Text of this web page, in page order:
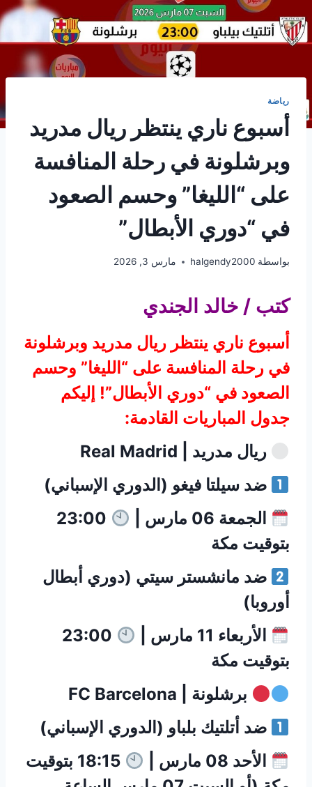
رياضة
أسبوع ناري ينتظر ريال مدريد
وبرشلونة في رحلة المنافسة
على “الليغا” وحسم الصعود
في “دوري الأبطال”
بواسطة halgendy2000 مارس 3, 2026
كتب / خالد الجندي
أسبوع ناري ينتظر ريال مدريد وبرشلونة
في رحلة المنافسة على “الليغا” وحسم
الصعود في “دوري الأبطال”! إليكم
جدول المباريات القادمة:
ريال مدريد | Real Madrid
ضد سيلتا فيغو (الدوري الإسباني)
الجمعة 06 مارس |
23:00
بتوقيت مكة
ضد مانشستر سيتي (دوري أبطال
أوروبا)
الأربعاء 11 مارس |
23:00
بتوقيت مكة
برشلونة | FC Barcelona
ضد أتلتيك بلباو (الدوري الإسباني)
الأحد 08 مارس |
18:15 بتوقيت